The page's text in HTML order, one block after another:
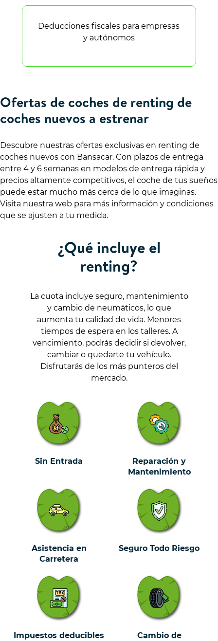
Deducciones fiscales para empresas
y autónomos
Ofertas de coches de renting de
coches nuevos a estrenar
Descubre nuestras ofertas exclusivas en renting de
coches nuevos con Bansacar. Con plazos de entrega
entre 4 y 6 semanas en modelos de entrega rápida y
precios altamente competitivos, el coche de tus sueños
puede estar mucho más cerca de lo que imaginas.
Visita nuestra web para más información y condiciones
que se ajusten a tu medida.
¿Qué incluye el
renting?
La cuota incluye seguro, mantenimiento
y cambio de neumáticos, lo que
aumenta tu calidad de vida. Menores
tiempos de espera en los talleres. A
vencimiento, podrás decidir si devolver,
cambiar o quedarte tu vehículo.
Disfrutarás de los más punteros del
mercado.
Sin Entrada
Reparación y
Mantenimiento
Asistencia en
Carretera
Seguro Todo Riesgo
Impuestos deducibles
Cambio de